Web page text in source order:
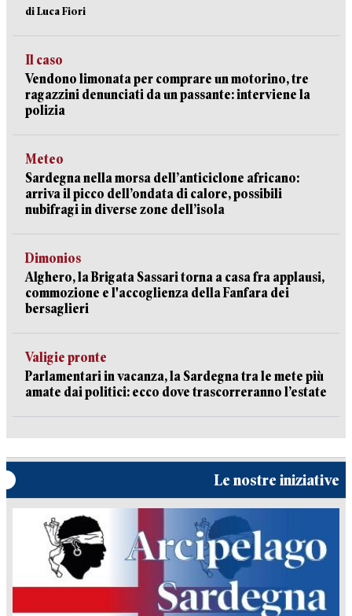
di Luca Fiori
Il caso
Vendono limonata per comprare un motorino, tre
ragazzini denunciati da un passante: interviene la
polizia
Meteo
Sardegna nella morsa dell’anticiclone africano:
arriva il picco dell’ondata di calore, possibili
nubifragi in diverse zone dell’isola
Dimonios
Alghero, la Brigata Sassari torna a casa fra applausi,
commozione e l'accoglienza della Fanfara dei
bersaglieri
Valigie pronte
Parlamentari in vacanza, la Sardegna tra le mete più
amate dai politici: ecco dove trascorreranno l’estate
Le nostre iniziative